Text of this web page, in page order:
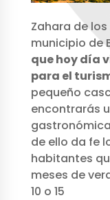
Zahara de
municipio de
que hoy día
para el
pequeño
encontrarás
de ello da fe
habitantes
meses de
10 o 15